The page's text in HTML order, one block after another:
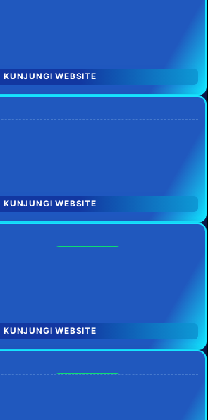
KUNJUNGI WEBSITE
KUNJUNGI WEBSITE
KUNJUNGI WEBSITE